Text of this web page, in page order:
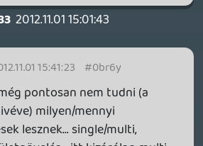
#0br6u
hogy nem veszed meg
szépen megvárod fél 1
goty stb kiadást
14:02:34
14:02:34 #0br6t